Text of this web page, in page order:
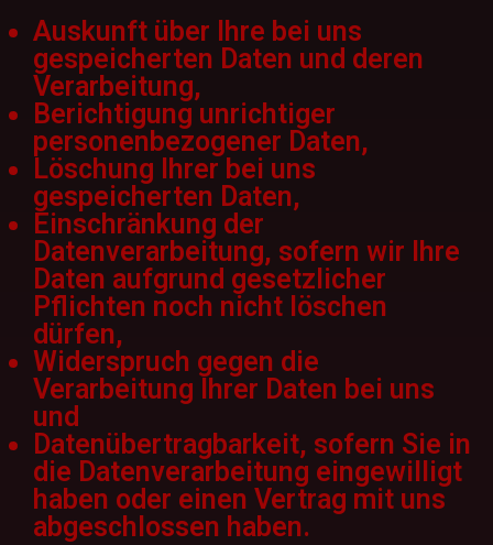
Auskunft über Ihre bei uns
gespeicherten Daten und deren
Verarbeitung,
Berichtigung unrichtiger
personenbezogener Daten,
Löschung Ihrer bei uns
gespeicherten Daten,
Einschränkung der
Datenverarbeitung, sofern wir Ihre
Daten aufgrund gesetzlicher
Pflichten noch nicht löschen
dürfen,
Widerspruch gegen die
Verarbeitung Ihrer Daten bei uns
und
Datenübertragbarkeit, sofern Sie in
die Datenverarbeitung eingewilligt
haben oder einen Vertrag mit uns
abgeschlossen haben.